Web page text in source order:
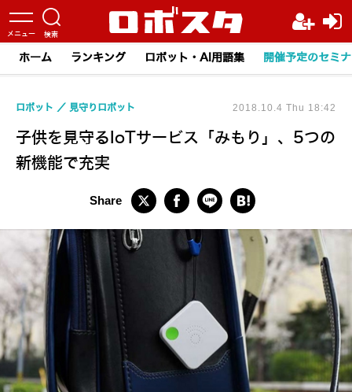
ホーム ランキング ロボット・AI用語集 開催予定のセミ
子供を見守るIoTサービス「みもり」、5つの
新機能で充実
ロボット 見守りロボット 2018.10.4 Thu 18:42